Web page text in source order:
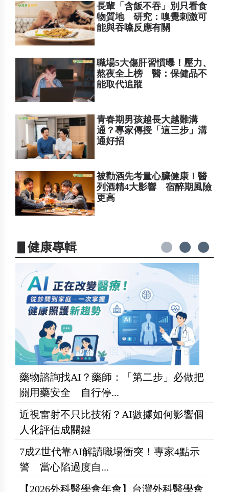
長輩「含飯不吞」別只看食
物質地 研究：嗅覺刺激可
能與吞嚥反應有關
職場5大傷肝習慣曝！壓力、
熬夜全上榜 醫：保健品不
能取代追蹤
青春期男孩越長大越難溝
通？專家傳授「這三步」溝
通好招
被勸酒先考量心臟健康！醫
列酒精4大影響 宿醉期風險
更高
▋健康專輯
藥物諮詢找AI？藥師：「第二步」必做把
關用藥安全 自行停...
近視雷射不只比技術？AI數據如何影響個
人化評估成關鍵
7成Z世代靠AI解讀職場衝突！專家4點示
警 當心陷過度自...
【2026外科醫學會年會】台灣外科醫學會